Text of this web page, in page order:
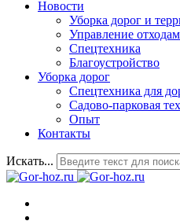
Новости
Уборка дорог и
Управление
Спецтехника
Благоустройство
Уборка дорог
Спецтехника для
Садово-парковая
Опыт
Контакты
Искать...